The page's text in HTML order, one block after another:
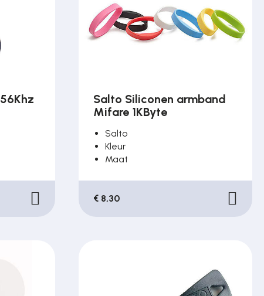
Salto Siliconen armband
Mifare 1KByte
Salto
Kleur
Maat
€ 8,30